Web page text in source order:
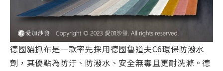
德國貓抓布是一款率先採用德國魯道夫C6環保防潑水
劑，其優點為防汙、防潑水、安全無毒且更耐洗滌。德